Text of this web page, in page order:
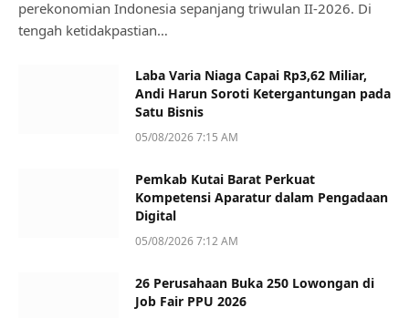
perekonomian Indonesia sepanjang triwulan II-2026. Di
tengah ketidakpastian…
Laba Varia Niaga Capai Rp3,62 Miliar,
Andi Harun Soroti Ketergantungan pada
Satu Bisnis
05/08/2026 7:15 AM
Pemkab Kutai Barat Perkuat
Kompetensi Aparatur dalam Pengadaan
Digital
05/08/2026 7:12 AM
26 Perusahaan Buka 250 Lowongan di
Job Fair PPU 2026